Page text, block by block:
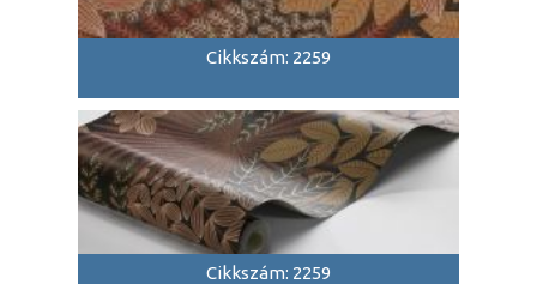
Cikkszám: 2259
Cikkszám: 2259